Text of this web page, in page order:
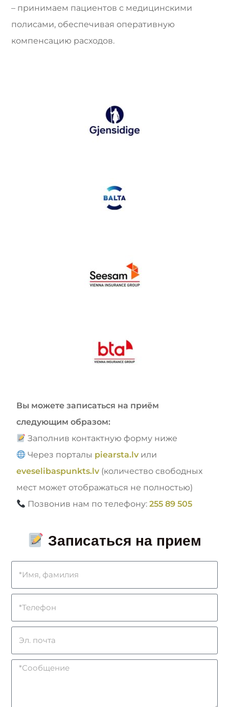
– принимаем пациентов с медицинскими
полисами, обеспечивая оперативную
компенсацию расходов.
Вы можете записаться на приём
следующим образом:
Заполнив контактную форму ниже
Через порталы piearsta.lv или
eveselibaspunkts.lv (количество свободных
мест может отображаться не полностью)
Позвонив нам по телефону:255 89 505
Записаться на прием